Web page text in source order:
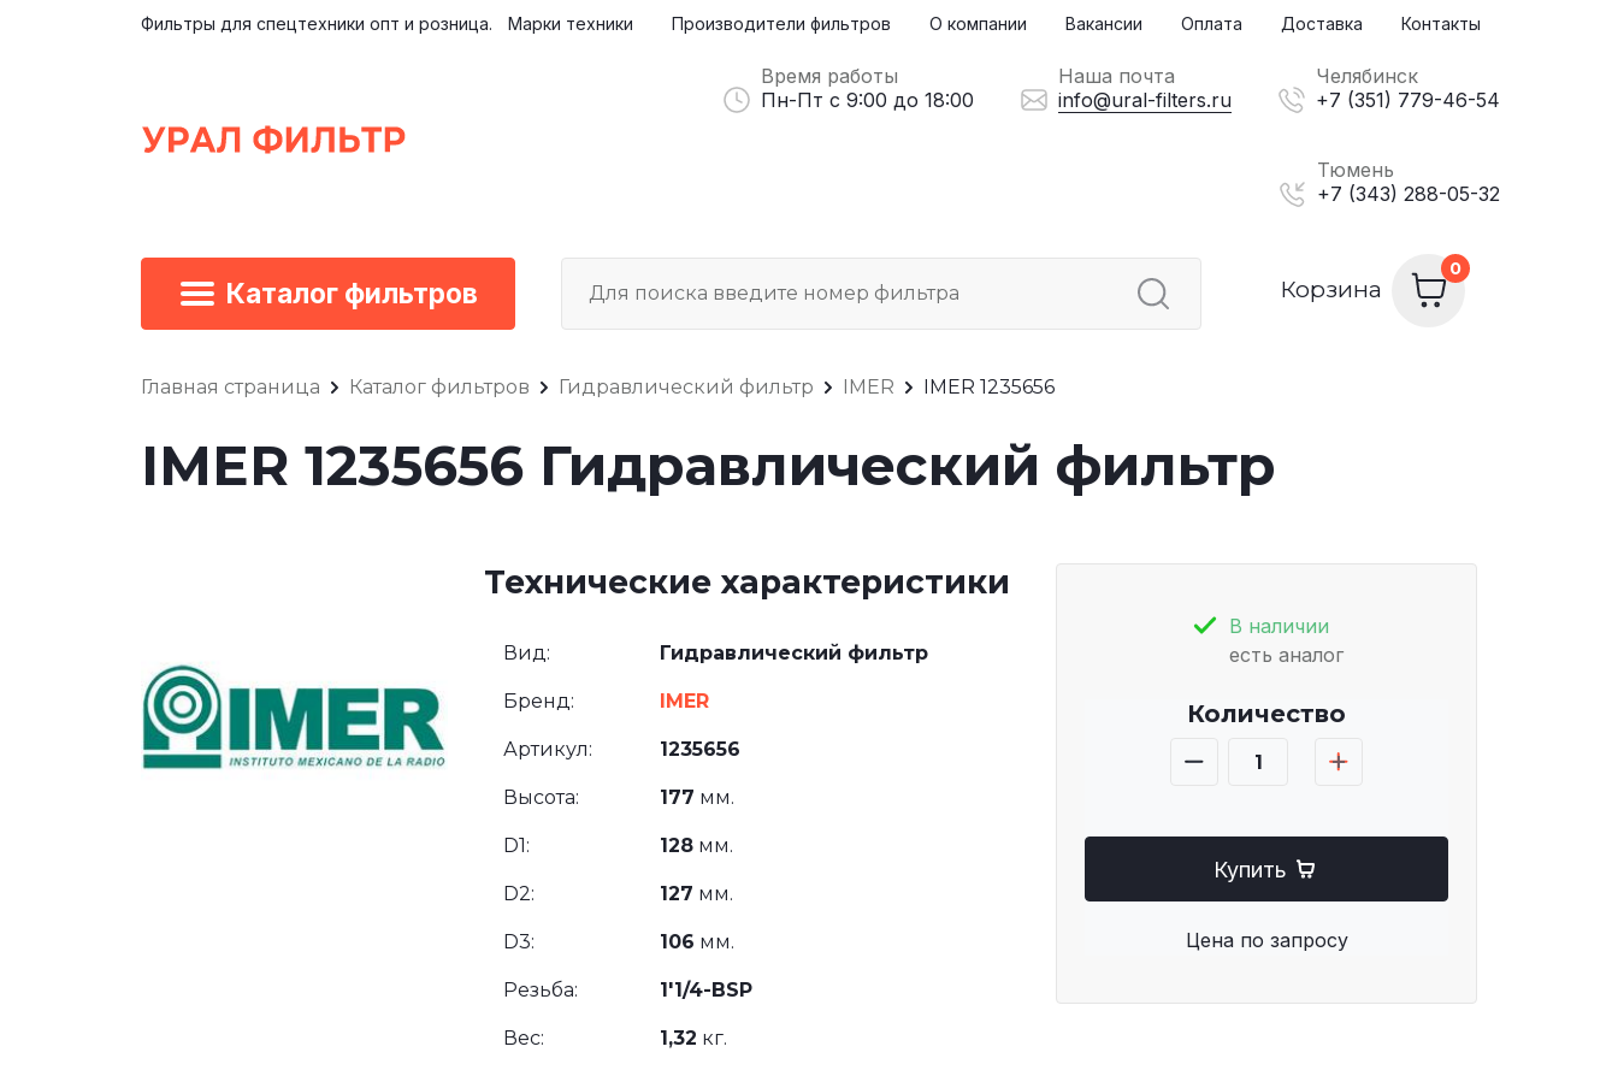
Каталог фильтров Корзина
Фильтры для спецтехники опт и розница. Марки техники Производители фильтров О компании Вакансии Оплата Доставка Контакты
Время работы
Пн-Пт с 9:00 до 18:00
Наша почта
info@ural-filters.ru
Челябинск
+7 (351) 779-46-54
Тюмень
+7 (343) 288-05-32
Главная страница Каталог фильтров Гидравлический фильтр IMER IMER 1235656
IMER 1235656 Гидравлический фильтр
В наличии
есть аналог
Количество
Купить
Цена по запросу
Технические характеристики
Вид: Гидравлический фильтр
Бренд: IMER
Артикул: 1235656
Высота: 177 мм.
D1: 128 мм.
D2: 127 мм.
D3: 106 мм.
Резьба: 1'1/4-BSP
Вес: 1,32 кг.